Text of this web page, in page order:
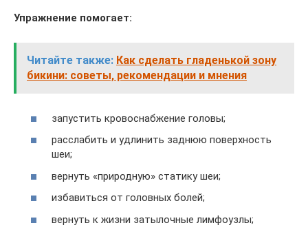
Упражнение помогает:
Читайте также: Как сделать гладенькой зону
бикини: советы, рекомендации и мнения
запустить кровоснабжение головы;
расслабить и удлинить заднюю поверхность
шеи;
вернуть «природную» статику шеи;
избавиться от головных болей;
вернуть к жизни затылочные лимфоузлы;